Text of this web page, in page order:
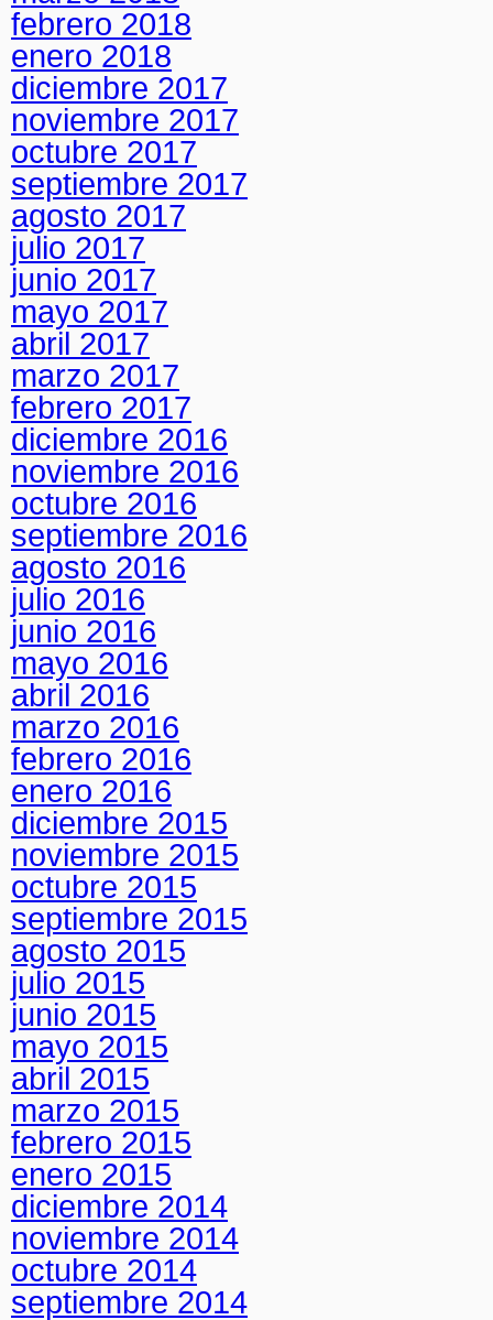
febrero 2018
enero 2018
diciembre 2017
noviembre 2017
octubre 2017
septiembre 2017
agosto 2017
julio 2017
junio 2017
mayo 2017
abril 2017
marzo 2017
febrero 2017
diciembre 2016
noviembre 2016
octubre 2016
septiembre 2016
agosto 2016
julio 2016
junio 2016
mayo 2016
abril 2016
marzo 2016
febrero 2016
enero 2016
diciembre 2015
noviembre 2015
octubre 2015
septiembre 2015
agosto 2015
julio 2015
junio 2015
mayo 2015
abril 2015
marzo 2015
febrero 2015
enero 2015
diciembre 2014
noviembre 2014
octubre 2014
septiembre 2014